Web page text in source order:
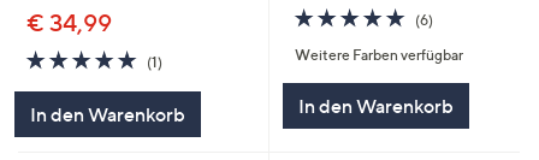
€ 34,99
5.0
von
(1)1
In den Warenkorb
4.7
von
5
(6)6
Weitere Farben verfügbar
In den Warenkorb